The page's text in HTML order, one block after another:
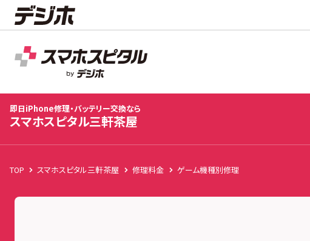
スマホスピタル三軒茶屋
店舗TOP 修理料金 修理速報 お客様の声 お知らせ
即日iPhone修理・バッテリー交換なら
スマホスピタル三軒茶屋
TOP スマホスピタル三軒茶屋 修理料金 ゲーム機種別修理